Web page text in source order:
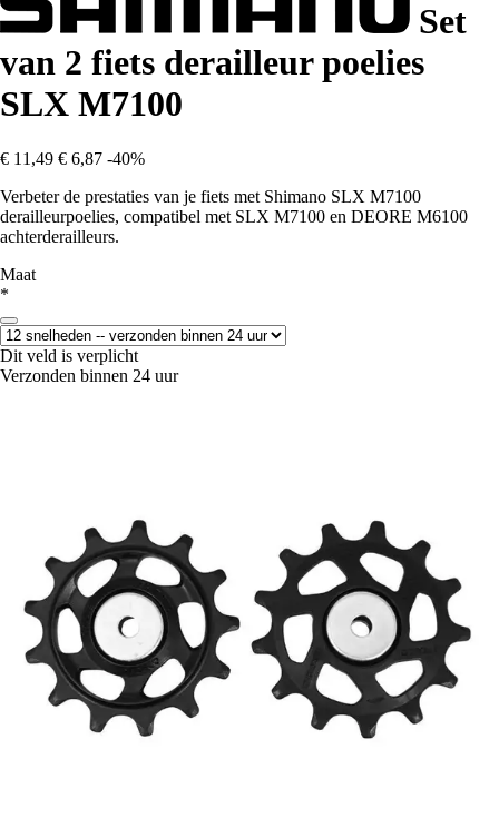
Set
van 2 fiets derailleur poelies
SLX M7100
€ 11,49 € 6,87 -40%
Verbeter de prestaties van je fiets met Shimano SLX M7100
derailleurpoelies, compatibel met SLX M7100 en DEORE M6100
achterderailleurs.
Maat
*
Dit veld is verplicht
Verzonden binnen 24 uur